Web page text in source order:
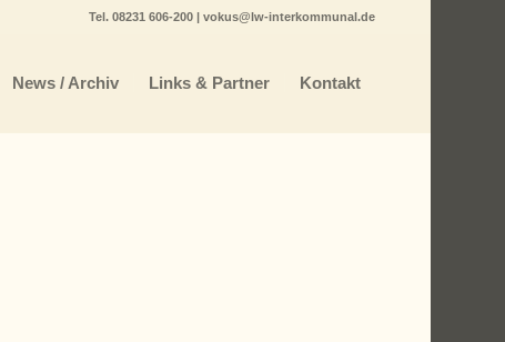
Tel. 08231 606-200 | vokus@lw-interkommunal.de
News / Archiv Links & Partner Kontakt